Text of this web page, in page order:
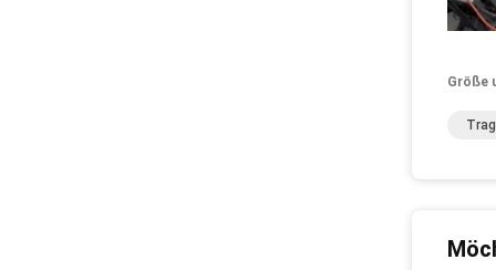
Größe